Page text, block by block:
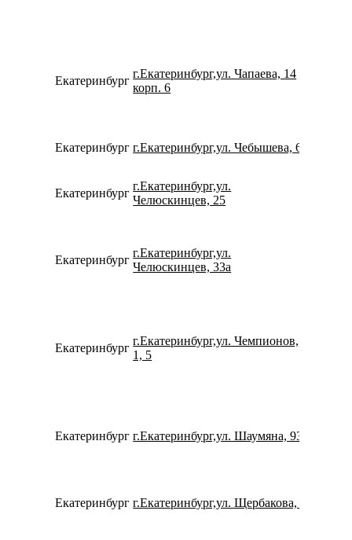
Екатеринбург
г.Екатеринбург,ул. Чапаева, 14
корп. 6
Екатеринбург г.Екатеринбург,ул. Чебышева, 6
Екатеринбург
г.Екатеринбург,ул.
Челюскинцев, 25
Екатеринбург
г.Екатеринбург,ул.
Челюскинцев, 33а
Екатеринбург
г.Екатеринбург,ул. Чемпионов,
1, 5
Екатеринбург г.Екатеринбург,ул. Шаумяна, 93
Екатеринбург г.Екатеринбург,ул. Щербакова, 4